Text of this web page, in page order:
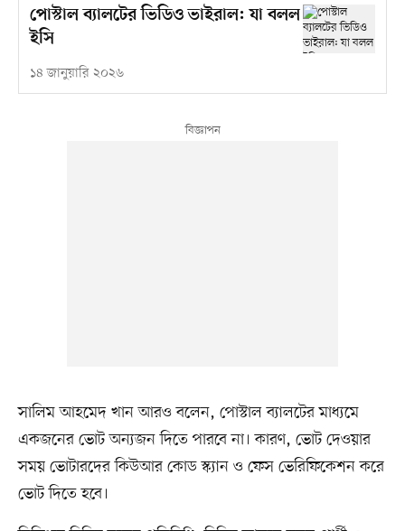
পোস্টাল ব্যালটের ভিডিও ভাইরাল: যা বলল
ইসি
১৪ জানুয়ারি ২০২৬
সালিম আহমেদ খান আরও বলেন, পোস্টাল ব্যালটের মাধ্যমে
একজনের ভোট অন্যজন দিতে পারবে না। কারণ, ভোট দেওয়ার
সময় ভোটারদের কিউআর কোড স্ক্যান ও ফেস ভেরিফিকেশন করে
ভোট দিতে হবে।